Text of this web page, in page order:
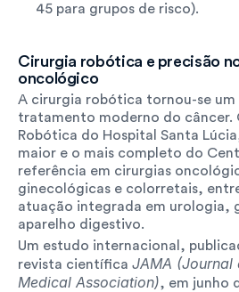
45 para grupos de risco).
Cirurgia robótica e precisão
oncológico
A cirurgia robótica tornou-se um
tratamento moderno do câncer.
Robótica do Hospital Santa
maior e o mais completo do
referência em cirurgias
ginecológicas e colorretais,
atuação integrada em urologia,
aparelho digestivo.
Um estudo internacional,
revista científica JAMA
Medical Association), em junho